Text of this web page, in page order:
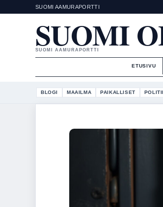
SUOMI AAMURAPORTTI
SUOMI
SUOMI AAMURAPORTTI
ETUSIVU
BLOGI MAAILMA PAIKALLISET